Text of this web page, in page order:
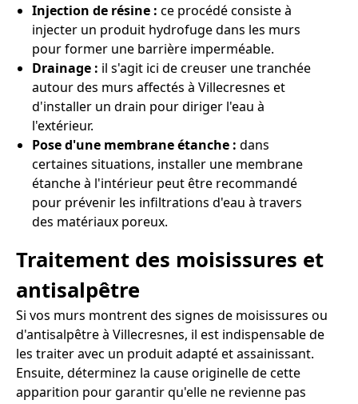
Injection de résine : ce procédé consiste à
injecter un produit hydrofuge dans les murs
pour former une barrière imperméable.
Drainage : il s'agit ici de creuser une tranchée
autour des murs affectés à Villecresnes et
d'installer un drain pour diriger l'eau à
l'extérieur.
Pose d'une membrane étanche : dans
certaines situations, installer une membrane
étanche à l'intérieur peut être recommandé
pour prévenir les infiltrations d'eau à travers
des matériaux poreux.
Traitement des moisissures et
antisalpêtre
Si vos murs montrent des signes de moisissures ou
d'antisalpêtre à Villecresnes, il est indispensable de
les traiter avec un produit adapté et assainissant.
Ensuite, déterminez la cause originelle de cette
apparition pour garantir qu'elle ne revienne pas